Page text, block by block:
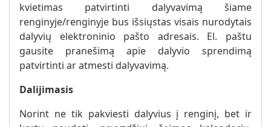
kvietimas patvirtinti dalyvavimą šiame
renginyje/renginyje bus išsiųstas visais nurodytais
dalyvių elektroninio pašto adresais. El. paštu
gausite pranešimą apie dalyvio sprendimą
patvirtinti ar atmesti dalyvavimą.
Dalijimasis
Norint ne tik pakviesti dalyvius į renginį, bet ir